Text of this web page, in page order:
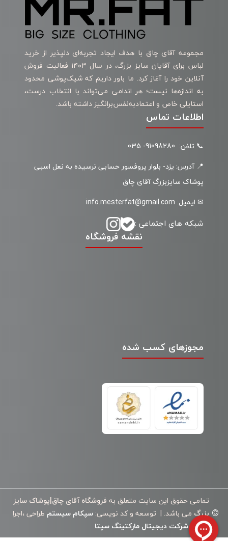
مجموعه آقای چاق با هدف ایجاد تجربه‌ای دلپذیر از خرید
لباس برای آقایان سایز بزرگ، در سال ۱۴۰۳ فعالیت فروش
آنلاین خود را آغاز کرد. ما باور داریم که شیک‌پوشی محدود
به اندازه‌ها نیست؛ هر اندامی می‌تواند با انتخاب درست،
استایلی خاص و اعتمادبه‌نفس‌برانگیز داشته باشد.
مجوزهای کسب شده
اطلاعات تماس
📞 تلفن: 91098280- 035
📍 آدرس: یزد- بلوار پروفسور حسابی نرسیده به نعل اسبی
پوشاک سایزبزرگ آقای چاق
✉ ایمیل: info.mesterfat@gmail.com
شبکه های اجتماعی :
نقشه فروشگاه
©
تمامی حقوق این سایت متعلق به فروشگاه آقای چاق|پوشاک سایز
بزرگ می باشد. | توسعه و کد نویسی: سپکام سیستم طراحی ،اجرا
وسئو:شرکت دیجیتال مارکتینگ سپتا